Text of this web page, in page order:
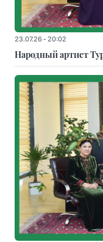
23.07.26 - 20:02
Народный артист